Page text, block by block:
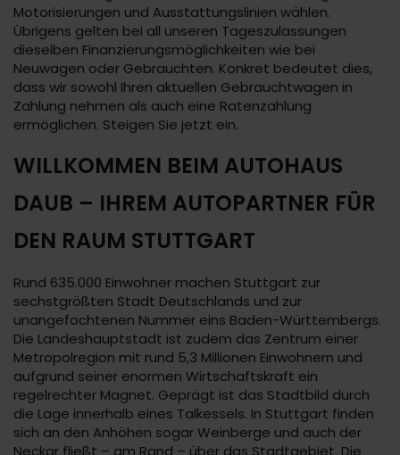
Motorisierungen und Ausstattungslinien wählen.
Übrigens gelten bei all unseren Tageszulassungen
dieselben Finanzierungsmöglichkeiten wie bei
Neuwagen oder Gebrauchten. Konkret bedeutet dies,
dass wir sowohl Ihren aktuellen Gebrauchtwagen in
Zahlung nehmen als auch eine Ratenzahlung
ermöglichen. Steigen Sie jetzt ein.
WILLKOMMEN BEIM AUTOHAUS
DAUB – IHREM AUTOPARTNER FÜR
DEN RAUM STUTTGART
Rund 635.000 Einwohner machen Stuttgart zur
sechstgrößten Stadt Deutschlands und zur
unangefochtenen Nummer eins Baden-Württembergs.
Die Landeshauptstadt ist zudem das Zentrum einer
Metropolregion mit rund 5,3 Millionen Einwohnern und
aufgrund seiner enormen Wirtschaftskraft ein
regelrechter Magnet. Geprägt ist das Stadtbild durch
die Lage innerhalb eines Talkessels. In Stuttgart finden
sich an den Anhöhen sogar Weinberge und auch der
Neckar fließt – am Rand – über das Stadtgebiet. Die